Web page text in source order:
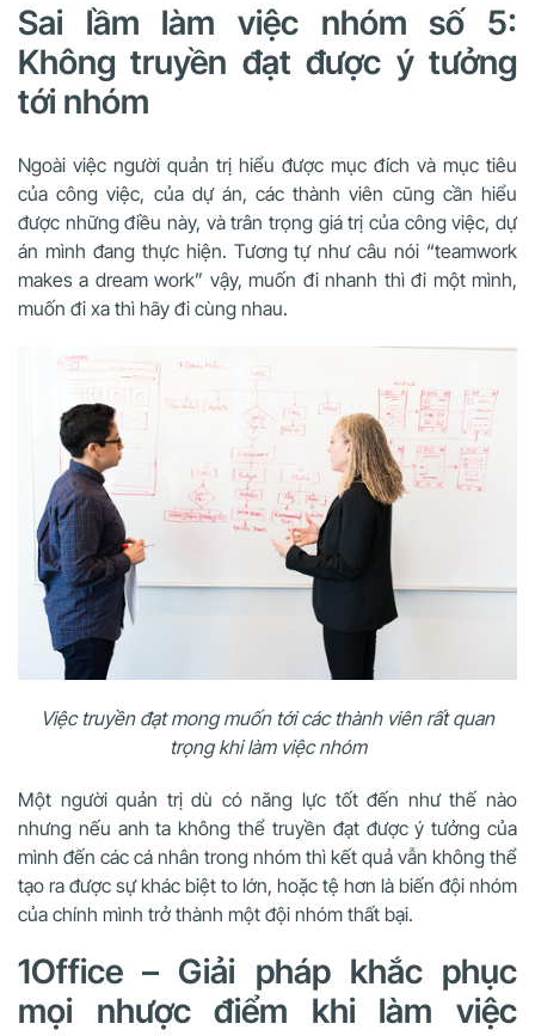
Sai lầm làm việc nhóm số 5:
Không truyền đạt được ý tưởng
tới nhóm
Ngoài việc người quản trị hiểu được mục đích và mục tiêu
của công việc, của dự án, các thành viên cũng cần hiểu
được những điều này, và trân trọng giá trị của công việc, dự
án mình đang thực hiện. Tương tự như câu nói “teamwork
makes a dream work” vậy, muốn đi nhanh thì đi một mình,
muốn đi xa thì hãy đi cùng nhau.
Việc truyền đạt mong muốn tới các thành viên rất quan
trọng khi làm việc nhóm
Một người quản trị dù có năng lực tốt đến như thế nào
nhưng nếu anh ta không thể truyền đạt được ý tưởng của
mình đến các cá nhân trong nhóm thì kết quả vẫn không thể
tạo ra được sự khác biệt to lớn, hoặc tệ hơn là biến đội nhóm
của chính mình trở thành một đội nhóm thất bại.
1Office – Giải pháp khắc phục
mọi nhược điểm khi làm việc